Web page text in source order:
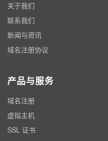
关于我们
联系我们
新闻与资讯
域名注册协议
产品与服务
域名注册
虚拟主机
SSL 证书